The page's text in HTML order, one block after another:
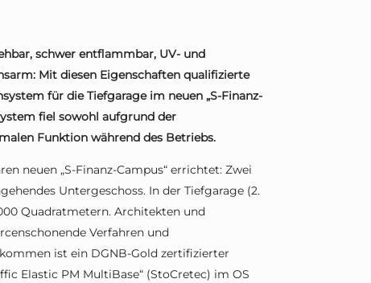
schwer entflammbar, UV- und
Mit diesen Eigenschaften qualifizierte
für die Tiefgarage im neuen „S-Finanz-
fiel sowohl aufgrund der
Funktion während des Betriebs.
neuen „S-Finanz-Campus“ errichtet: Zwei
Untergeschoss. In der Tiefgarage (2.
Quadratmetern. Architekten und
Verfahren und
ist ein DGNB-Gold zertifizierter
Elastic PM MultiBase“ (StoCretec) im OS